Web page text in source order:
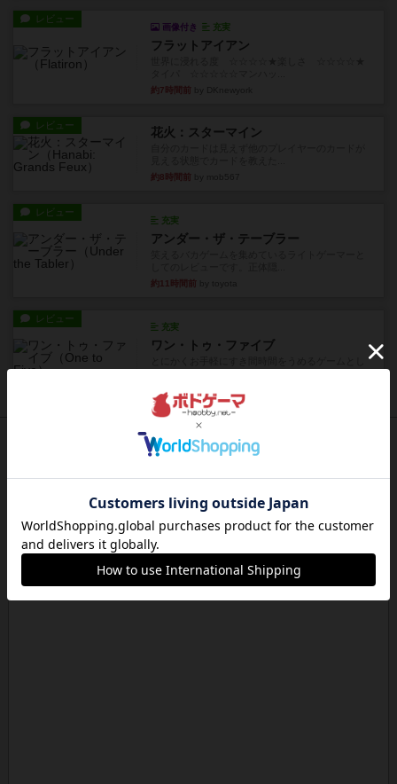
レビュー
画像付き 充実
フラットアイアン
約7時間前
レビュー 花火：スターマイン
約8時間前
レビュー
充実
アンダー・ザ・テーブラー
約11時間前
レビュー
充実
ワン・トゥ・ファイブ